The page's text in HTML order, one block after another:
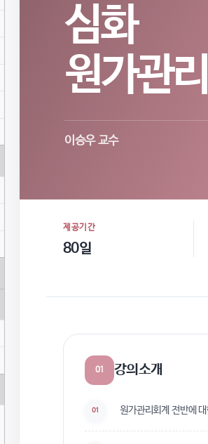
심화
원가관
이승우 교수
제공기간
80일
01 강의소개
01 원가관리회계 전반에